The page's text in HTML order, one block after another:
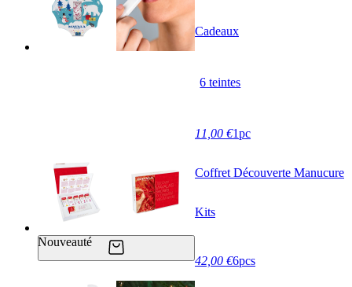
Cadeaux
6 teintes
11,00 €1pc
Nouveauté
Coffret Découverte Manucure
Kits
42,00 €6pcs